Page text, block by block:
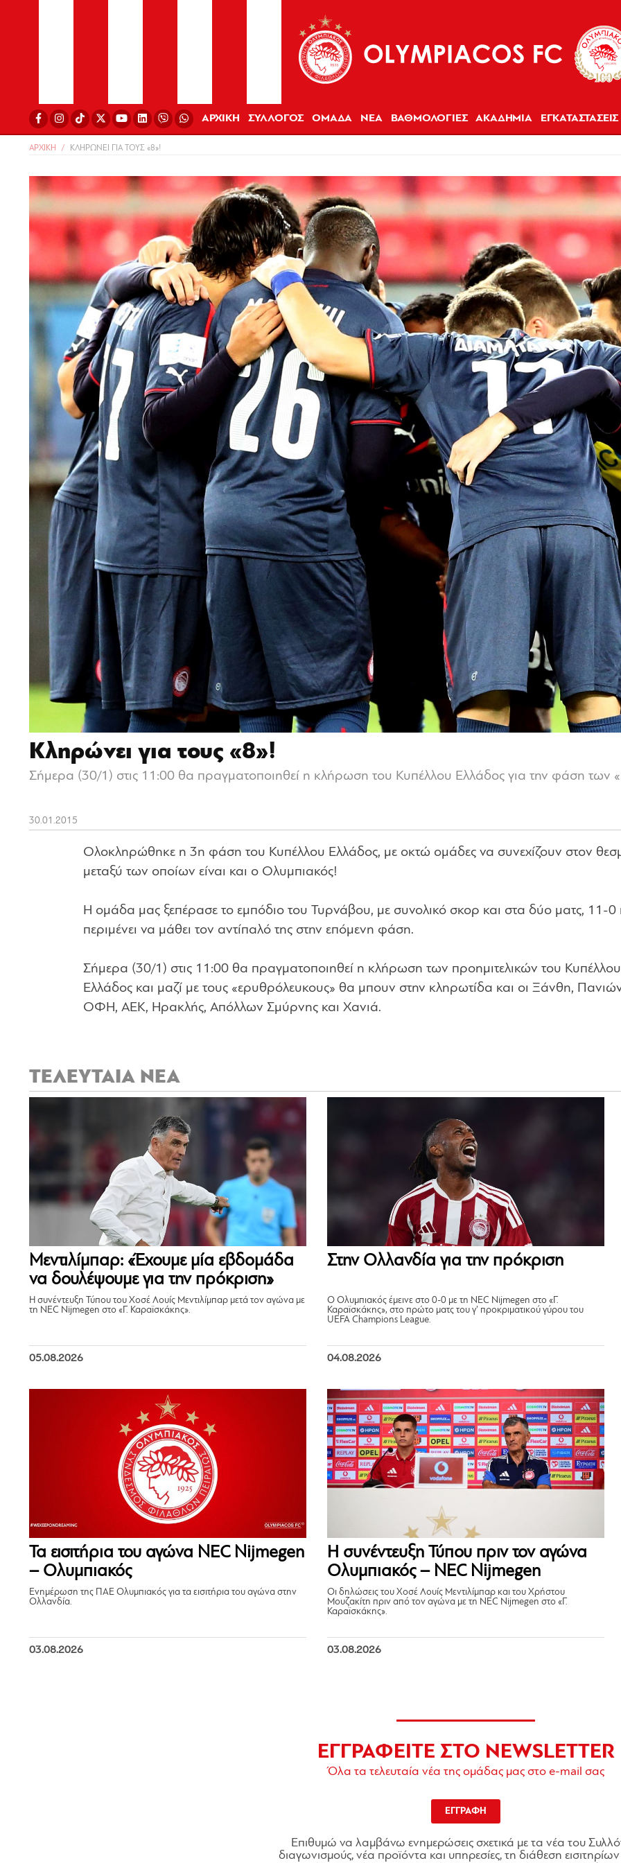
ΑΡΧΙΚΗ ΣΥΛΛΟΓΟΣ ΟΜΑΔΑ ΝΕΑ ΒΑΘΜΟΛΟΓΙΕΣ ΑΚΑΔΗΜΙΑ ΕΓΚΑΤΑΣΤΑΣΕΙΣ
ΑΡΧΙΚΗ ΚΛΗΡΩΝΕΙ ΓΙΑ ΤΟΥΣ «8»!
Κληρώνει για τους «8»!
Σήμερα (30/1) στις 11:00 θα πραγματοποιηθεί η κλήρωση του Κυπέλλου Ελλάδος για την φάση των
30.01.2015
Ολοκληρώθηκε η 3η φάση του Κυπέλλου Ελλάδος, με οκτώ ομάδες να συνεχίζουν στον
μεταξύ των οποίων είναι και ο Ολυμπιακός!
Η ομάδα μας ξεπέρασε το εμπόδιο του Τυρνάβου, με συνολικό σκορ και στα δύο ματς, 11-0
περιμένει να μάθει τον αντίπαλό της στην επόμενη φάση.
Σήμερα (30/1) στις 11:00 θα πραγματοποιηθεί η κλήρωση των προημιτελικών του Κυπέλλου
Ελλάδος και μαζί με τους «ερυθρόλευκους» θα μπουν στην κληρωτίδα και οι Ξάνθη,
ΟΦΗ, ΑΕΚ, Ηρακλής, Απόλλων Σμύρνης και Χανιά.
ΤΕΛΕΥΤΑΙΑ ΝΕΑ
Μεντιλίμπαρ: «Έχουμε μία εβδομάδα
να δουλέψουμε για την πρόκριση»
Η συνέντευξη Τύπου του Χοσέ Λουίς Μεντιλίμπαρ μετά τον αγώνα με
τη NEC Nijmegen στο «Γ. Καραϊσκάκης».
05.08.2026
Στην Ολλανδία για την πρόκριση
Ο Ολυμπιακός έμεινε στο 0-0 με τη NEC Nijmegen στο «Γ.
Καραϊσκάκης», στο πρώτο ματς του γ’ προκριματικού γύρου του
UEFA Champions League.
04.08.2026
Τα εισιτήρια του αγώνα NEC Nijmegen
– Ολυμπιακός
Ενημέρωση της ΠΑΕ Ολυμπιακός για τα εισιτήρια του αγώνα στην
Ολλανδία.
03.08.2026
Η συνέντευξη Τύπου πριν τον αγώνα
Ολυμπιακός – NEC Nijmegen
Οι δηλώσεις του Χοσέ Λουίς Μεντιλίμπαρ και του Χρήστου
Μουζακίτη πριν από τον αγώνα με τη NEC Nijmegen στο «Γ.
Καραϊσκάκης».
03.08.2026
ΕΓΓΡΑΦΕΙΤΕ ΣΤΟ NEWSLETTER
Όλα τα τελευταία νέα της ομάδας μας στο e-mail σας
ΕΓΓΡΑΦΗ
Επιθυμώ να λαμβάνω ενημερώσεις σχετικά με τα νέα του
διαγωνισμούς, νέα προϊόντα και υπηρεσίες, τη διάθεση εισιτηρίων